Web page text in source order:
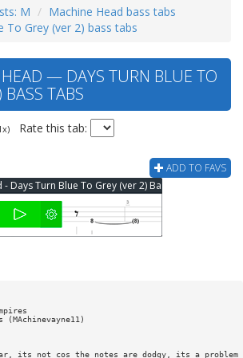
M
Machine Head bass tabs
To Grey (ver 2) bass tabs
— DAYS TURN BLUE TO
BASS TABS
Rate this tab:
ADD TO FAVS
Days Turn Blue To Grey (ver 2) Bass Tab
(MAchinevayne11)
its not cos the notes are dodgy, its a problem